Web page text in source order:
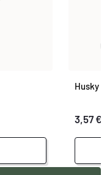
Husky
3,57 €